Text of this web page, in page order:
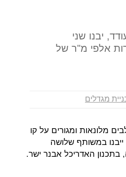
יבנו שני
אלפי מ"ר של
מגדלים
מלונאות ומגורים על קו
במשותף שלושה